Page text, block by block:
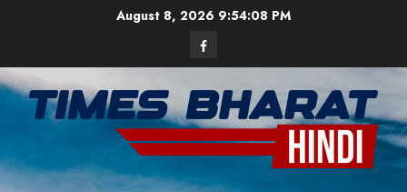
August 8, 2026 9:54:09 PM
Facebook